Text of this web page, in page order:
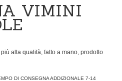
VIMINI
alta qualità, fatto a mano, prodotto
DI CONSEGNA ADDIZIONALE 7-14